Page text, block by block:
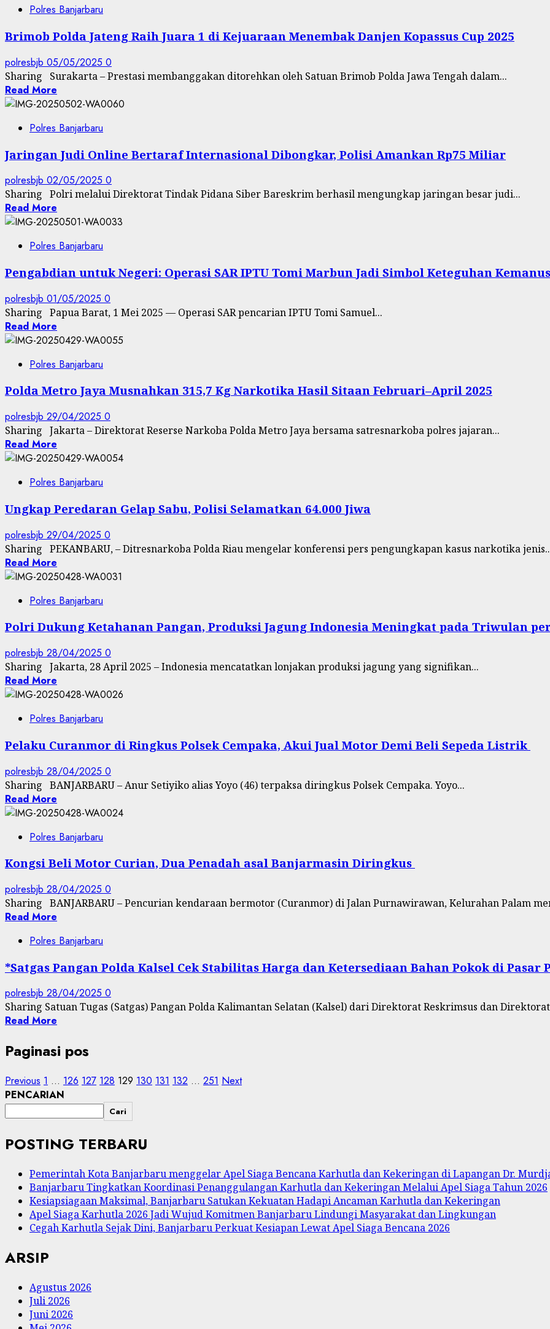
Polres Banjarbaru
Brimob Polda Jateng Raih Juara 1 di Kejuaraan Menembak Danjen Kopassus Cup 2025
polresbjb 05/05/2025 0
Sharing Surakarta – Prestasi membanggakan ditorehkan oleh Satuan Brimob Polda Jawa Tengah dalam...
Read More
Polres Banjarbaru
Jaringan Judi Online Bertaraf Internasional Dibongkar, Polisi Amankan Rp75 Miliar
polresbjb 02/05/2025 0
Sharing Polri melalui Direktorat Tindak Pidana Siber Bareskrim berhasil mengungkap jaringan besar judi...
Read More
Polres Banjarbaru
Pengabdian untuk Negeri: Operasi SAR IPTU Tomi Marbun Jadi Simbol Keteguhan
polresbjb 01/05/2025 0
Sharing Papua Barat, 1 Mei 2025 — Operasi SAR pencarian IPTU Tomi Samuel...
Read More
Polres Banjarbaru
Polda Metro Jaya Musnahkan 315,7 Kg Narkotika Hasil Sitaan Februari–April 2025
polresbjb 29/04/2025 0
Sharing Jakarta – Direktorat Reserse Narkoba Polda Metro Jaya bersama satresnarkoba polres jajaran...
Read More
Polres Banjarbaru
Ungkap Peredaran Gelap Sabu, Polisi Selamatkan 64.000 Jiwa
polresbjb 29/04/2025 0
Sharing PEKANBARU, – Ditresnarkoba Polda Riau mengelar konferensi pers pengungkapan kasus narkotika
Read More
Polres Banjarbaru
Polri Dukung Ketahanan Pangan, Produksi Jagung Indonesia Meningkat pada Triwulan
polresbjb 28/04/2025 0
Sharing Jakarta, 28 April 2025 – Indonesia mencatatkan lonjakan produksi jagung yang signifikan...
Read More
Polres Banjarbaru
Pelaku Curanmor di Ringkus Polsek Cempaka, Akui Jual Motor Demi Beli Sepeda Listrik
polresbjb 28/04/2025 0
Sharing BANJARBARU – Anur Setiyiko alias Yoyo (46) terpaksa diringkus Polsek Cempaka. Yoyo...
Read More
Polres Banjarbaru
Kongsi Beli Motor Curian, Dua Penadah asal Banjarmasin Diringkus
polresbjb 28/04/2025 0
Sharing BANJARBARU – Pencurian kendaraan bermotor (Curanmor) di Jalan Purnawirawan, Kelurahan Palam
Read More
Polres Banjarbaru
*Satgas Pangan Polda Kalsel Cek Stabilitas Harga dan Ketersediaan Bahan Pokok di Pasar
polresbjb 28/04/2025 0
Sharing Satuan Tugas (Satgas) Pangan Polda Kalimantan Selatan (Kalsel) dari Direktorat Reskrimsus dan
Read More
Paginasi pos
Previous 1 … 126 127 128 129 130 131 132 … 251 Next
PENCARIAN
Cari
POSTING TERBARU
Pemerintah Kota Banjarbaru menggelar Apel Siaga Bencana Karhutla dan Kekeringan di Lapangan Dr.
Banjarbaru Tingkatkan Koordinasi Penanggulangan Karhutla dan Kekeringan Melalui Apel Siaga Tahun 2026
Kesiapsiagaan Maksimal, Banjarbaru Satukan Kekuatan Hadapi Ancaman Karhutla dan Kekeringan
Apel Siaga Karhutla 2026 Jadi Wujud Komitmen Banjarbaru Lindungi Masyarakat dan Lingkungan
Cegah Karhutla Sejak Dini, Banjarbaru Perkuat Kesiapan Lewat Apel Siaga Bencana 2026
ARSIP
Agustus 2026
Juli 2026
Juni 2026